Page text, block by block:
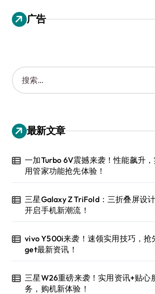
广告
搜
索
：
最新文章
一加Turbo 6V震撼来袭！性能飙升
用管家功能抢先体验！
三星Galaxy Z TriFold：三折叠屏设计
开启手机新潮流！
vivo Y500i来袭！速领实用技巧，抢
get最新资讯！
三星W26重磅来袭！实用资讯+贴心
务，购机新体验！